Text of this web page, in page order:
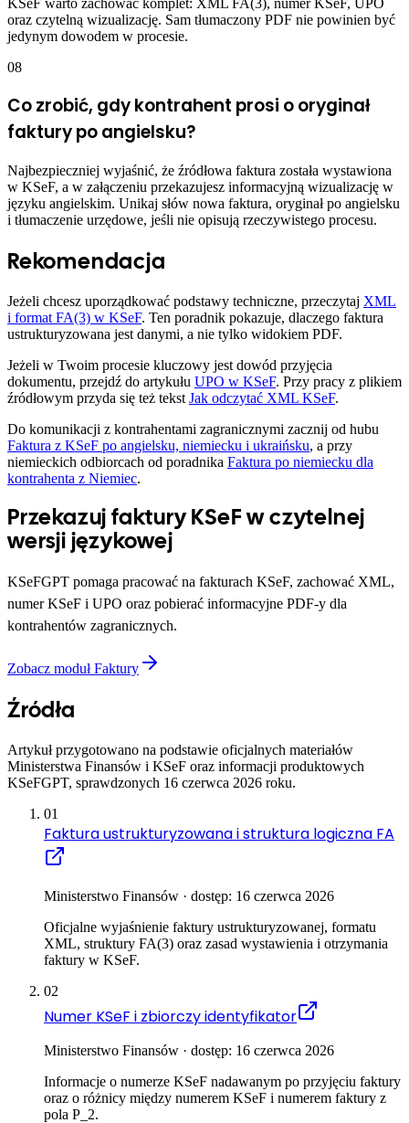
oraz czytelną wizualizację. Sam tłumaczony PDF nie powinien być
jedynym dowodem w procesie.
08
Co zrobić, gdy kontrahent prosi o oryginał
faktury po angielsku?
Najbezpieczniej wyjaśnić, że źródłowa faktura została wystawiona
w KSeF, a w załączeniu przekazujesz informacyjną wizualizację w
języku angielskim. Unikaj słów nowa faktura, oryginał po angielsku
i tłumaczenie urzędowe, jeśli nie opisują rzeczywistego procesu.
Rekomendacja
Jeżeli chcesz uporządkować podstawy techniczne, przeczytaj XML
i format FA(3) w KSeF. Ten poradnik pokazuje, dlaczego faktura
ustrukturyzowana jest danymi, a nie tylko widokiem PDF.
Jeżeli w Twoim procesie kluczowy jest dowód przyjęcia
dokumentu, przejdź do artykułu UPO w KSeF. Przy pracy z plikiem
źródłowym przyda się też tekst Jak odczytać XML KSeF.
Do komunikacji z kontrahentami zagranicznymi zacznij od hubu
Faktura z KSeF po angielsku, niemiecku i ukraińsku, a przy
niemieckich odbiorcach od poradnika Faktura po niemiecku dla
kontrahenta z Niemiec.
Przekazuj faktury KSeF w czytelnej
wersji językowej
KSeFGPT pomaga pracować na fakturach KSeF, zachować XML,
numer KSeF i UPO oraz pobierać informacyjne PDF-y dla
kontrahentów zagranicznych.
Zobacz moduł Faktury
Źródła
Artykuł przygotowano na podstawie oficjalnych materiałów
Ministerstwa Finansów i KSeF oraz informacji produktowych
KSeFGPT, sprawdzonych 16 czerwca 2026 roku.
01
Faktura ustrukturyzowana i struktura logiczna FA
Ministerstwo Finansów · dostęp: 16 czerwca 2026
Oficjalne wyjaśnienie faktury ustrukturyzowanej, formatu
XML, struktury FA(3) oraz zasad wystawienia i otrzymania
faktury w KSeF.
02
Numer KSeF i zbiorczy identyfikator
Ministerstwo Finansów · dostęp: 16 czerwca 2026
Informacje o numerze KSeF nadawanym po przyjęciu faktury
oraz o różnicy między numerem KSeF i numerem faktury z
pola P_2.